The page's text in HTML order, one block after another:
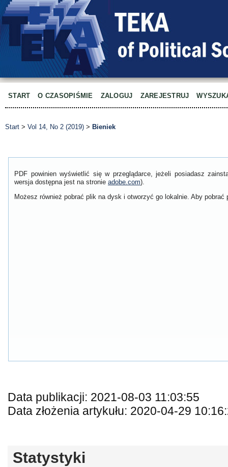
START O CZASOPIŚMIE ZALOGUJ ZAREJESTRUJ
Start > Vol 14, No 2 (2019) > Bieniek
PDF powinien wyświetlić się w przeglądarce, jeżeli posiadasz
wersja dostępna jest na stronie adobe.com).
Możesz również pobrać plik na dysk i otworzyć go lokalnie. Aby
Data publikacji: 2021-08-03 11:03:55
Data złożenia artykułu: 2020-04-29
Statystyki